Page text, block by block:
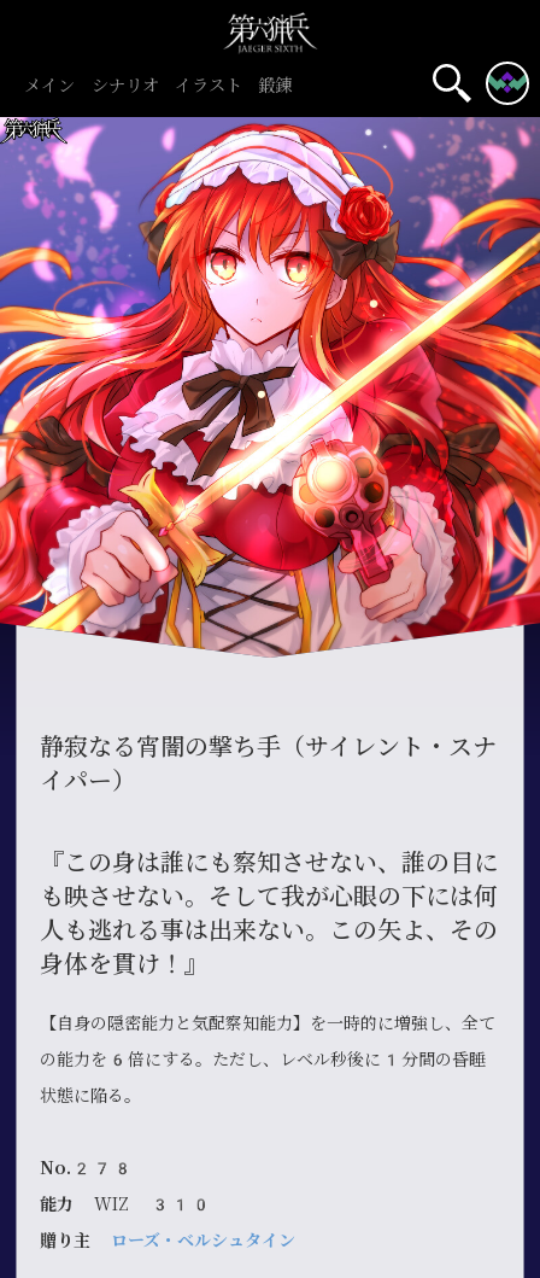
メイン シナリオ イラスト 鍛錬
静寂なる宵闇の撃ち手（サイレント・スナ
イパー）
『この身は誰にも察知させない、誰の目に
も映させない。そして我が心眼の下には何
人も逃れる事は出来ない。この矢よ、その
身体を貫け！』
【自身の隠密能力と気配察知能力】を一時的に増強し、全て
の能力を6倍にする。ただし、レベル秒後に1分間の昏睡
状態に陥る。
No.278
能力WIZ 310
贈り主
ローズ・ベルシュタイン